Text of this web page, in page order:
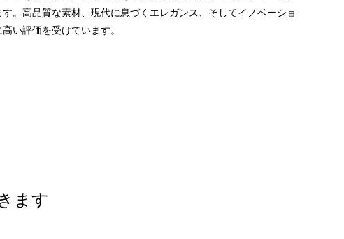
。高品質な素材、現代に息づくエレガンス、そしてイノベーショ
い評価を受けています。
ます